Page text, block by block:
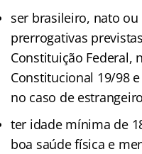
ser brasileiro, nato
prerrogativas
Constituição Federal,
Constitucional 19/98
no caso de
ter idade mínima de
boa saúde física e